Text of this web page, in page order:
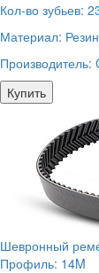
Кол-во зубьев:
Материал:
Производитель:
Купить
Шевронный
Профиль: 14M